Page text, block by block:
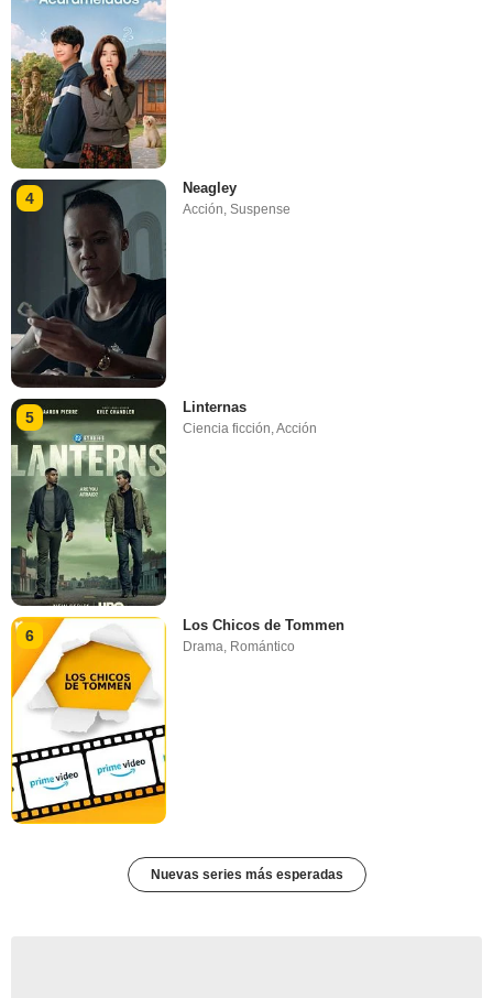
4
Neagley
Acción,Suspense
5
Linternas
Ciencia ficción ,Acción
6
Los Chicos de Tommen
Drama, Romántico
Nuevas series más esperadas